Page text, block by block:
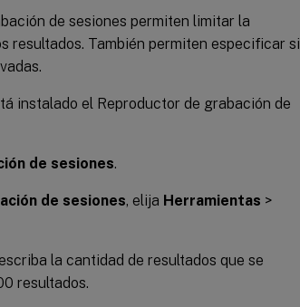
de sesiones permiten limitar la
resultados. También permiten especificar si
instalado el Reproductor de grabación de
de sesiones.
de sesiones, elija Herramientas >
la cantidad de resultados que se
resultados.